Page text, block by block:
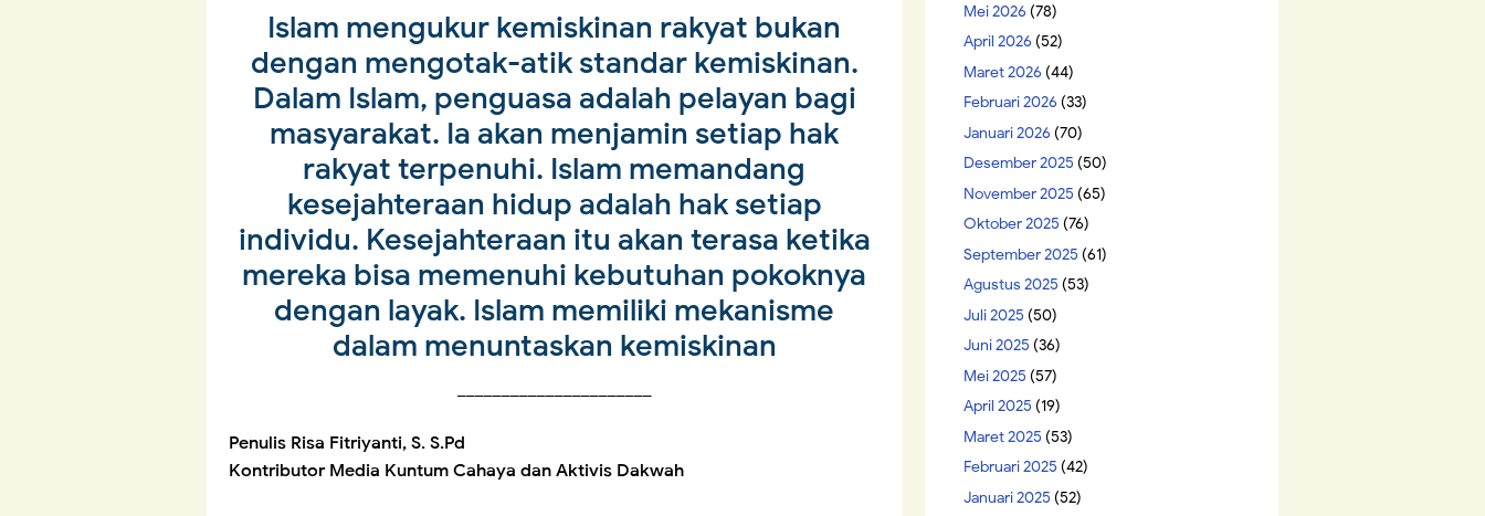
Islam mengukur kemiskinan rakyat bukan
dengan mengotak-atik standar kemiskinan.
Dalam Islam, penguasa adalah pelayan bagi
masyarakat. Ia akan menjamin setiap hak
rakyat terpenuhi. Islam memandang
kesejahteraan hidup adalah hak setiap
individu. Kesejahteraan itu akan terasa ketika
mereka bisa memenuhi kebutuhan pokoknya
dengan layak. Islam memiliki mekanisme
dalam menuntaskan kemiskinan
Penulis Risa Fitriyanti, S. S.Pd
Kontributor Media Kuntum Cahaya dan Aktivis Dakwah
Mei 2026 (78)
April 2026 (52)
Maret 2026 (44)
Februari 2026 (33)
Januari 2026 (70)
Desember 2025 (50)
November 2025 (65)
Oktober 2025 (76)
September 2025 (61)
Agustus 2025 (53)
Juli 2025 (50)
Juni 2025 (36)
Mei 2025 (57)
April 2025 (19)
Maret 2025 (53)
Februari 2025 (42)
Januari 2025 (52)